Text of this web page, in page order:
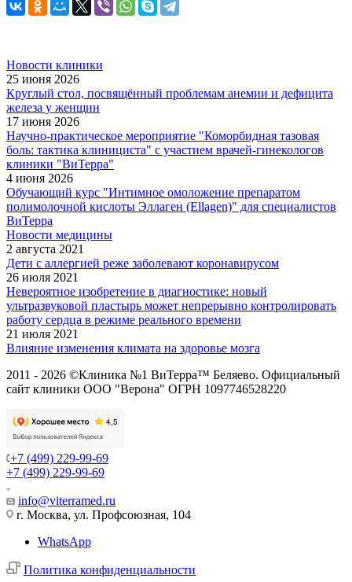
Новости клиники
25 июня 2026
Круглый стол, посвящённый проблемам анемии и дефицита
железа у женщин
17 июня 2026
Научно-практическое мероприятие "Коморбидная тазовая
боль: тактика клинициста" с участием врачей-гинекологов
клиники "ВиТерра"
4 июня 2026
Обучающий курс "Интимное омоложение препаратом
полимолочной кислоты Эллаген (Ellagen)" для специалистов
ВиТерра
Новости медицины
2 августа 2021
Дети с аллергией реже заболевают коронавирусом
26 июля 2021
Невероятное изобретение в диагностике: новый
ультразвуковой пластырь может непрерывно контролировать
работу сердца в режиме реального времени
21 июля 2021
Влияние изменения климата на здоровье мозга
2011 - 2026 ©Клиника №1 ВиТерра™ Беляево. Официальный
сайт клиники ООО "Верона" ОГРН 1097746528220
+7 (499) 229-99-69
+7 (499) 229-99-69
info@viterramed.ru
г. Москва, ул. Профсоюзная, 104
WhatsApp
Политика конфиденциальности